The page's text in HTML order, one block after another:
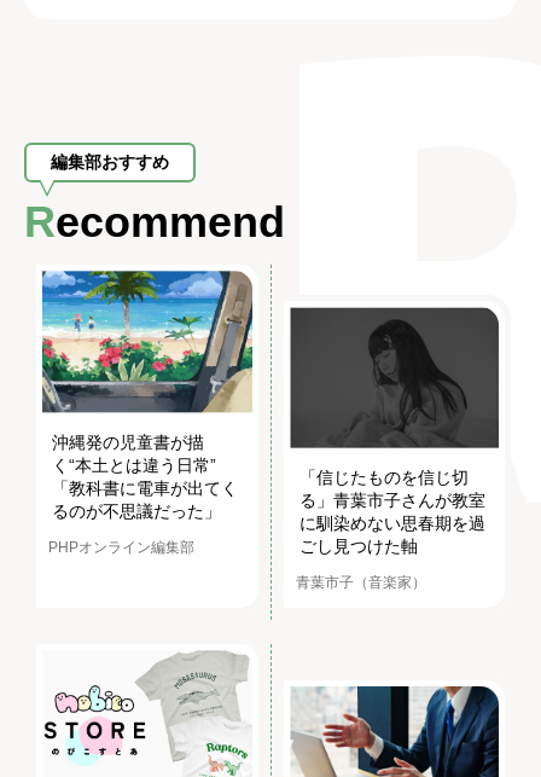
編集部おすすめ
Recommend
沖縄発の児童書が描
く“本土とは違う日常”
「教科書に電車が出てく
るのが不思議だった」
PHPオンライン編集部
「信じたものを信じ切
る」青葉市子さんが教室
に馴染めない思春期を過
ごし見つけた軸
青葉市子（音楽家）